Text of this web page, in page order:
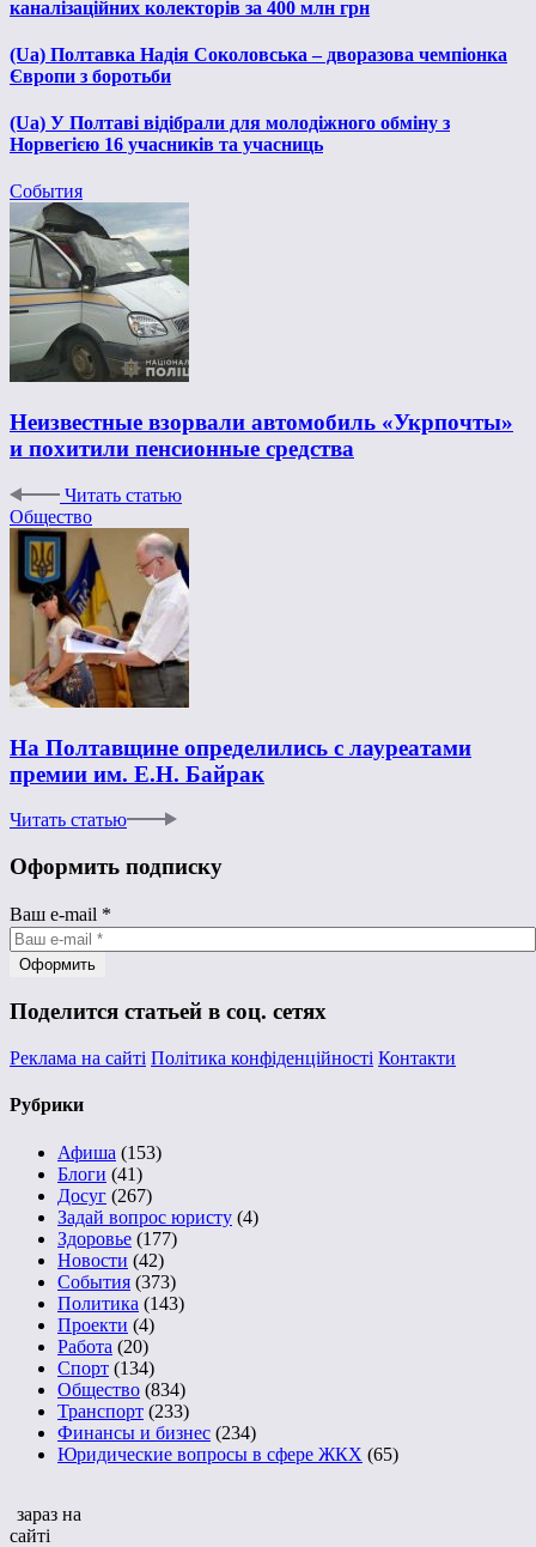
каналізаційних колекторів за 400 млн грн
(Ua) Полтавка Надія Соколовська – дворазова чемпіонка
Європи з боротьби
(Ua) У Полтаві відібрали для молодіжного обміну з
Норвегією 16 учасників та учасниць
События
Неизвестные взорвали автомобиль «Укрпочты»
и похитили пенсионные средства
Читать статью
Общество
На Полтавщине определились с лауреатами
премии им. Е.Н. Байрак
Читать статью
Оформить подписку
Ваш e-mail *
Поделится статьей в соц. сетях
Реклама на сайті Політика конфіденційності Контакти
Рубрики
Афиша (153)
Блоги (41)
Досуг (267)
Задай вопрос юристу (4)
Здоровье (177)
Новости (42)
События (373)
Политика (143)
Проекти (4)
Работа (20)
Спорт (134)
Общество (834)
Транспорт (233)
Финансы и бизнес (234)
Юридические вопросы в сфере ЖКХ (65)
зараз на
сайті